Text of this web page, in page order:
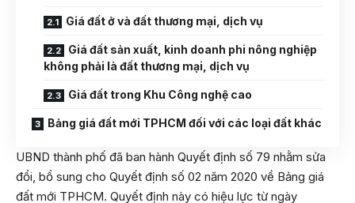
Giá đất ở và đất thương mại, dịch vụ
Giá đất sản xuất, kinh doanh phi nông nghiệp
không phải là đất thương mại, dịch vụ​
Giá đất trong Khu Công nghệ cao
Bảng giá đất mới TPHCM đối với các loại đất khác
UBND thành phố đã ban hành Quyết định số 79 nhằm sửa
đổi, bổ sung cho Quyết định số 02 năm 2020 về Bảng giá
đất mới TPHCM. Quyết định này có hiệu lực từ ngày